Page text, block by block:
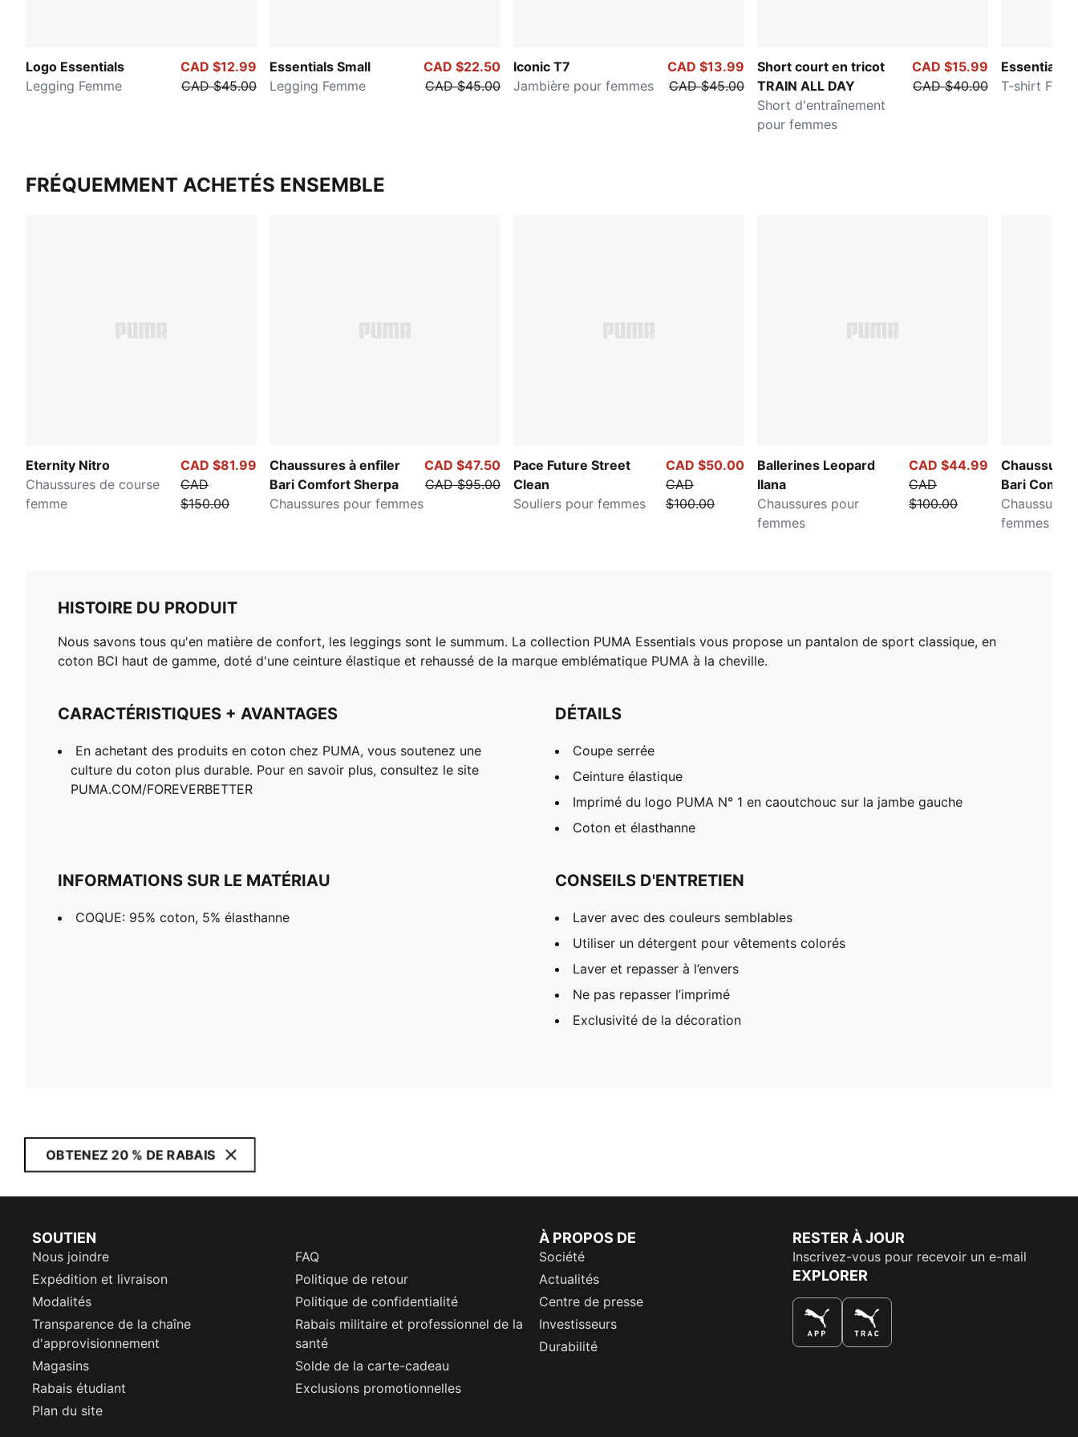
Logo Essentials
Legging Femme
CAD $12.99
CAD $45.00
Essentials Small
Legging Femme
CAD $22.50
CAD $45.00
Iconic T7
Jambière pour femmes
CAD $13.99
CAD $45.00
Short court en tricot
TRAIN ALL DAY
Short d'entraînement
pour femmes
CAD $15.99
CAD $40.00
Essentials
T-shirt
FRÉQUEMMENT ACHETÉS ENSEMBLE
Eternity Nitro
Chaussures de course
femme
CAD $81.99
CAD
$150.00
Chaussures à enfiler
Bari Comfort Sherpa
Chaussures pour femmes
CAD $47.50
CAD $95.00
Pace Future Street
Clean
Souliers pour femmes
CAD $50.00
CAD
$100.00
Ballerines Leopard
Ilana
Chaussures pour
femmes
CAD $44.99
CAD
$100.00
Bari
Chaussures
femmes
HISTOIRE DU PRODUIT
Nous savons tous qu'en matière de confort, les leggings sont le summum. La collection PUMA Essentials vous propose un pantalon de sport classique, en
coton BCI haut de gamme, doté d'une ceinture élastique et rehaussé de la marque emblématique PUMA à la cheville.
CARACTÉRISTIQUES + AVANTAGES
En achetant des produits en coton chez PUMA, vous soutenez une
culture du coton plus durable. Pour en savoir plus, consultez le site
PUMA.COM/FOREVERBETTER
DÉTAILS
Coupe serrée
Ceinture élastique
Imprimé du logo PUMA N° 1 en caoutchouc sur la jambe gauche
Coton et élasthanne
INFORMATIONS SUR LE MATÉRIAU
COQUE: 95% coton, 5% élasthanne
CONSEILS D'ENTRETIEN
Laver avec des couleurs semblables
Utiliser un détergent pour vêtements colorés
Laver et repasser à l’envers
Ne pas repasser l’imprimé
Exclusivité de la décoration
OBTENEZ 20 % DE RABAIS
SOUTIEN
Nous joindre
FAQ
Expédition et livraison
Politique de retour
Modalités
Politique de confidentialité
Transparence de la chaîne
d'approvisionnement
Rabais militaire et professionnel de la
santé
Magasins
Solde de la carte-cadeau
Rabais étudiant
Exclusions promotionnelles
Plan du site
À PROPOS DE
Société
Actualités
Centre de presse
Investisseurs
Durabilité
RESTER À JOUR
Inscrivez-vous pour recevoir un e-mail
EXPLORER